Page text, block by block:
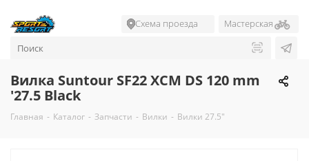
Схема проезда Мастерская
Вилка Suntour SF22 XCM DS 120 mm
'27.5 Black
Главная - Каталог - Запчасти - Вилки - Вилки 27.5"